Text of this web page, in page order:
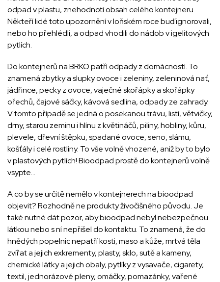
odpad v plastu, znehodnotí obsah celého kontejneru.
Někteří lidé toto upozornění v loňském roce buď ignorovali,
nebo ho přehlédli, a odpad vhodili do nádob v igelitových
pytlích.
Do kontejnerů na BRKO patří odpady z domácností. To
znamená zbytky a slupky ovoce i zeleniny, zeleninová nať,
jádřince, pecky z ovoce, vaječné skořápky a skořápky
ořechů, čajové sáčky, kávová sedlina, odpady ze zahrady.
V tomto případě se jedná o posekanou trávu, listí, větvičky,
drny, starou zeminu i hlínu z květináčů, piliny, hobliny, kůru,
plevele, dřevní štěpku, spadané ovoce, seno, slámu,
košťály i celé rostliny. To vše volně vhozené, aniž by to bylo
v plastových pytlích! Bioodpad prostě do kontejnerů volně
vsypte…
A co by se určitě nemělo v kontejnerech na bioodpad
objevit? Rozhodně ne produkty živočišného původu. Je
také nutné dát pozor, aby bioodpad nebyl nebezpečnou
látkou nebo s ní nepřišel do kontaktu. To znamená, že do
hnědých popelnic nepatří kosti, maso a kůže, mrtvá těla
zvířat a jejich exkrementy, plasty, sklo, sutě a kameny,
chemické látky a jejich obaly, pytlíky z vysavače, cigarety,
textil, jednorázové pleny, omáčky, pomazánky, vařené